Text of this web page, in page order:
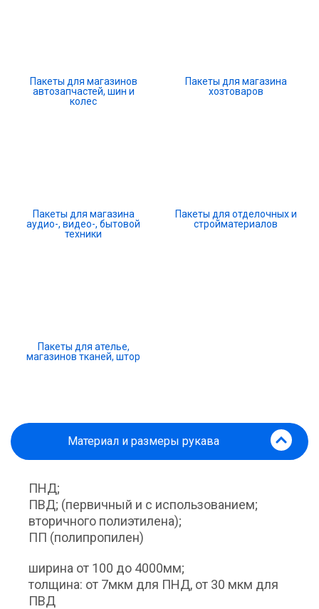
Пакеты для магазинов
автозапчастей, шин и
колес
Пакеты для магазина
хозтоваров
Пакеты для магазина
аудио-, видео-, бытовой
техники
Пакеты для отделочных и
стройматериалов
Пакеты для ателье,
магазинов тканей, штор
Материал и размеры рукава
ПНД;
ПВД; (первичный и с использованием;
вторичного полиэтилена);
ПП (полипропилен)
ширина от 100 до 4000мм;
толщина: от 7мкм для ПНД, от 30 мкм для
ПВД